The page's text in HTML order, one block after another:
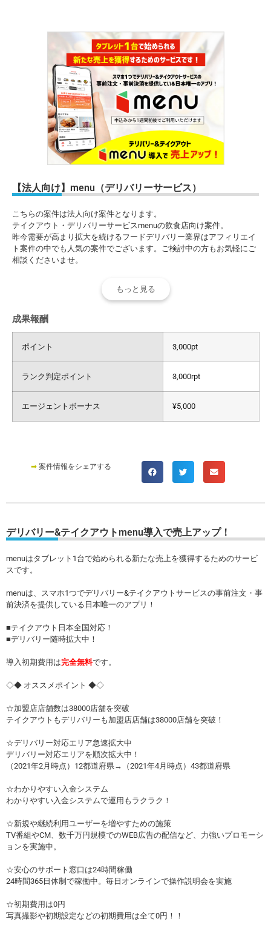
【法人向け】menu（デリバリーサービス）
こちらの案件は法人向け案件となります。
テイクアウト・デリバリーサービスmenuの飲食店向け案件。
昨今需要が高まり拡大を続けるフードデリバリー業界はアフィリエイ
ト案件の中でも人気の案件でございます。ご検討中の方もお気軽にご
相談くださいませ。
もっと見る
成果報酬
ポイント 3,000pt
ランク判定ポイント 3,000rpt
エージェントボーナス ¥5,000
➡案件情報をシェアする
デリバリー&テイクアウトmenu導入で売上アップ！
menuはタブレット1台で始められる新たな売上を獲得するためのサービ
スです。
menuは、スマホ1つでデリバリー&テイクアウトサービスの事前注文・事
前決済を提供している日本唯一のアプリ！
■テイクアウト日本全国対応！
■デリバリー随時拡大中！
導入初期費用は完全無料です。
◇◆ オススメポイント ◆◇
☆加盟店店舗数は38000店舗を突破
テイクアウトもデリバリーも加盟店店舗は38000店舗を突破！
☆デリバリー対応エリア急速拡大中
デリバリー対応エリアを順次拡大中！
（2021年2月時点）12都道府県→（2021年4月時点）43都道府県
☆わかりやすい入金システム
わかりやすい入金システムで運用もラクラク！
☆新規や継続利用ユーザーを増やすための施策
TV番組やCM、数千万円規模でのWEB広告の配信など、力強いプロモーシ
ョンを実施中。
☆安心のサポート窓口は24時間稼働
24時間365日体制で稼働中。毎日オンラインで操作説明会を実施
☆初期費用は0円
写真撮影や初期設定などの初期費用は全て0円！！